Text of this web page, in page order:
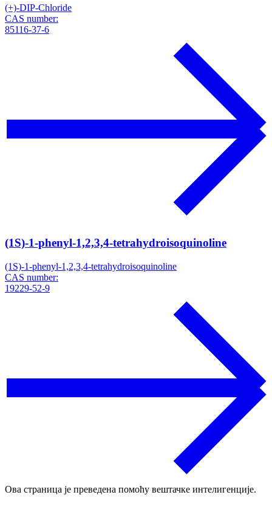
(+)-DIP-Chloride
CAS number:
85116-37-6
(1S)-1-phenyl-1,2,3,4-tetrahydroisoquinoline
(1S)-1-phenyl-1,2,3,4-tetrahydroisoquinoline
CAS number:
19229-52-9
Ова страница је преведена помоћу вештачке интелигенције.